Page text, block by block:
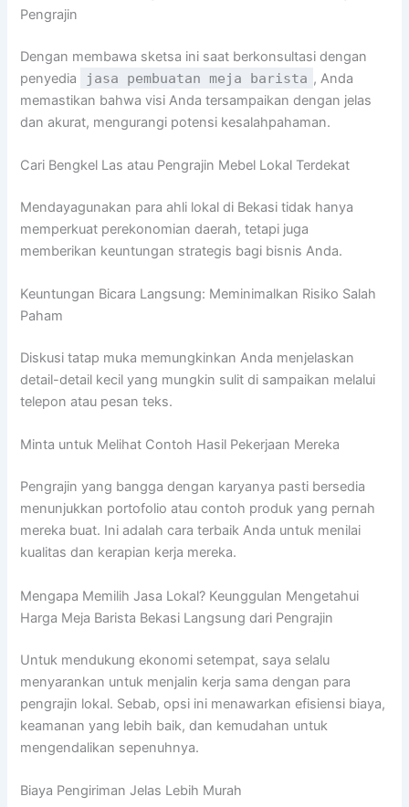
Pengrajin
Dengan membawa sketsa ini saat berkonsultasi dengan
penyedia
jasa pembuatan meja barista , Anda
memastikan bahwa visi Anda tersampaikan dengan jelas
dan akurat, mengurangi potensi kesalahpahaman.
Cari Bengkel Las atau Pengrajin Mebel Lokal Terdekat
Mendayagunakan para ahli lokal di Bekasi tidak hanya
memperkuat perekonomian daerah, tetapi juga
memberikan keuntungan strategis bagi bisnis Anda.
Keuntungan Bicara Langsung: Meminimalkan Risiko Salah
Paham
Diskusi tatap muka memungkinkan Anda menjelaskan
detail-detail kecil yang mungkin sulit di sampaikan melalui
telepon atau pesan teks.
Minta untuk Melihat Contoh Hasil Pekerjaan Mereka
Pengrajin yang bangga dengan karyanya pasti bersedia
menunjukkan portofolio atau contoh produk yang pernah
mereka buat. Ini adalah cara terbaik Anda untuk menilai
kualitas dan kerapian kerja mereka.
Mengapa Memilih Jasa Lokal? Keunggulan Mengetahui
Harga Meja Barista Bekasi Langsung dari Pengrajin
Untuk mendukung ekonomi setempat, saya selalu
menyarankan untuk menjalin kerja sama dengan para
pengrajin lokal. Sebab, opsi ini menawarkan efisiensi biaya,
keamanan yang lebih baik, dan kemudahan untuk
mengendalikan sepenuhnya.
Biaya Pengiriman Jelas Lebih Murah